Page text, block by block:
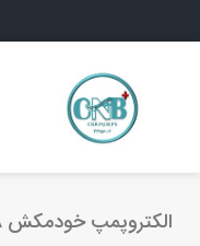
الکتروپمپ خودمکش DZD-80A بازرگانی پمپ CNB